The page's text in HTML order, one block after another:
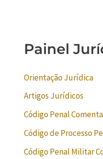
Painel
Orientação Jurídica
Artigos Jurídicos
Código Penal
Código de Processo
Código Penal Militar